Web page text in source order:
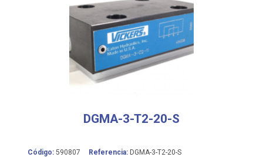
DGMA-3-T2-20-S
Código: 590807 Referencia: DGMA-3-T2-20-S